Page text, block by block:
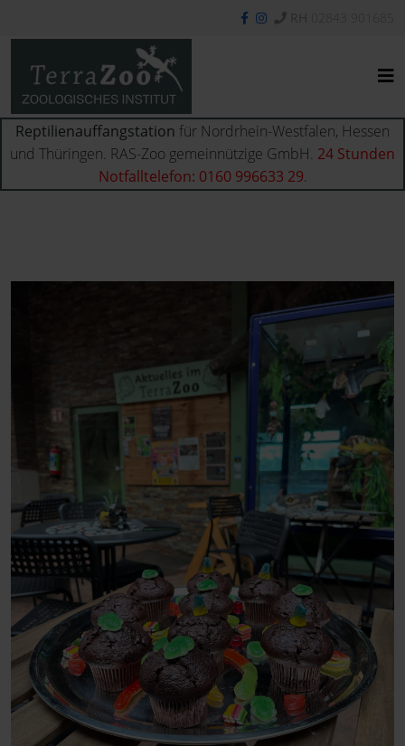
Reptilienauffangstation für Nordrhein-Westfalen, Hessen
und Thüringen. RAS-Zoo gemeinnützige GmbH. 24 Stunden
Notfalltelefon: 0160 996633 29.